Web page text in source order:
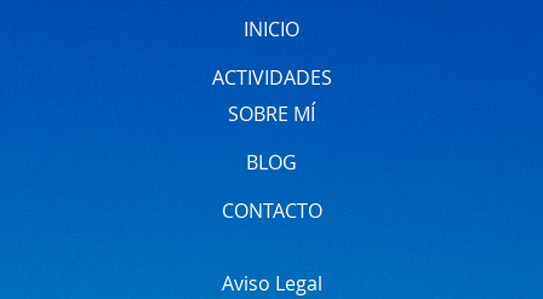
INICIO
ACTIVIDADES
SOBRE MÍ
BLOG
CONTACTO
Aviso Legal